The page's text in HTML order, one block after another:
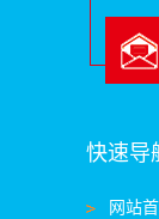
快速导
网站